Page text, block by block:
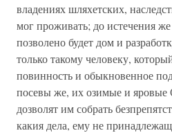
владениях шляхетских,
мог проживать; до истечения
позволено будет дом и
только такому человеку,
повинность и обыкновенное
посевы же, их озимые и
дозволят им собрать
какия дела, ему не